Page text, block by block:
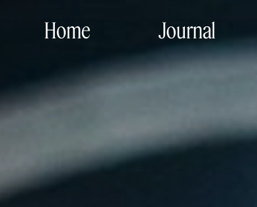
Home Journal